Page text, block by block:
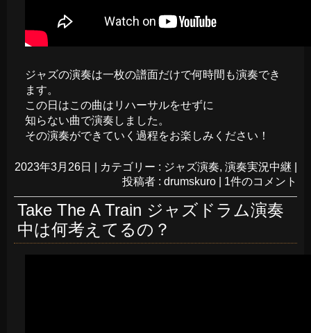
ジャズの演奏は一枚の譜面だけで何時間も演奏でき
ます。
この日はこの曲はリハーサルをせずに
知らない曲で演奏しました。
その演奏ができていく過程をお楽しみください！
2023年3月26日 カテゴリー : ジャズ演奏, 演奏実況中継
投稿者 : drumskuro
1件のコメント
Take The A Train ジャズドラム演奏
中は何考えてるの？